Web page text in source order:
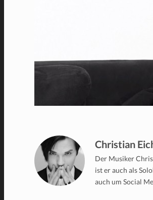
Christian
Der Musiker
ist er auch als
auch um Social